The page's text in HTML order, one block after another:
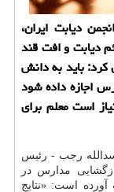
دیابت ایران،
دیابت و افت قند
باید به دانش
اجازه داده شود
است معلم برای
رجب - رئیس
مدارس در
آورده است: «نتایج